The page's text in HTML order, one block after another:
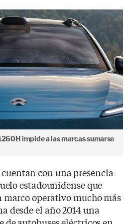
impide a las marcas sumarse
con una presencia
estadounidense que
marco operativo mucho más
desde el año 2014 una